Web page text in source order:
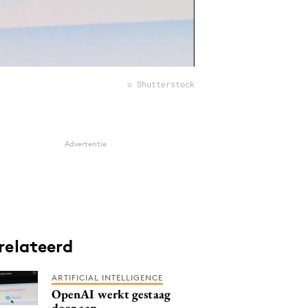
© Shutterstock
Advertentie
ARTIFICIAL INTELLIGENCE
OpenAI werkt gestaag